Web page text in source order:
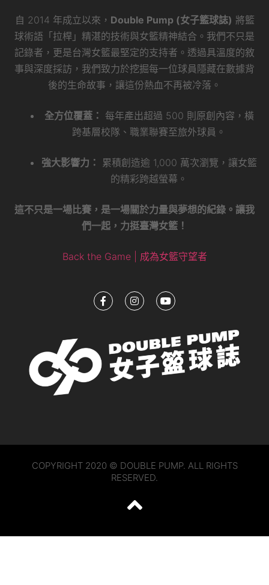
自 2014 年成立以來， Double Pump (女子籃球誌) 將籃
球術語「拉桿」精湛的技術與女籃精神結合。我們不只是
記錄者，更是台灣女籃最堅定的支持者。透過具溫度的敘
事與深度採訪，我們致力於挖掘每一位球員隱藏在數據背
後的生命故事，讓這份熱血不再被冷落。
全方位覆蓋： 每年產出超過 500 則原創內容，橫
跨基層校隊、職業聯賽至旅外球員。
強大影響力：
累積創造逾 1,000 萬次瀏覽，讓女籃
的精彩跨越螢幕。
這不只是一場比賽，是一場關於力量與夢想的紀錄。讓我
們一起，力挺臺灣女籃！
Back the Game | 成為女籃守望者
COPYRIGHT 2020 © DOUBLE PUMP. ALL RIGHTS
RESERVED.